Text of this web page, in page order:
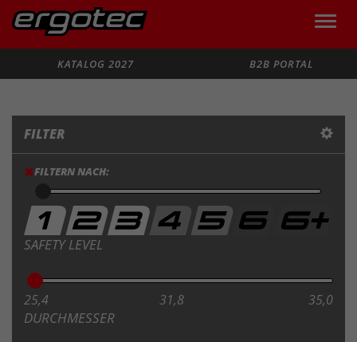
Toggle
KATALOG 2027
B2B PORTAL
FILTER
FILTERN NACH:
SAFETY LEVEL
25,4 31,8 35,0
DURCHMESSER